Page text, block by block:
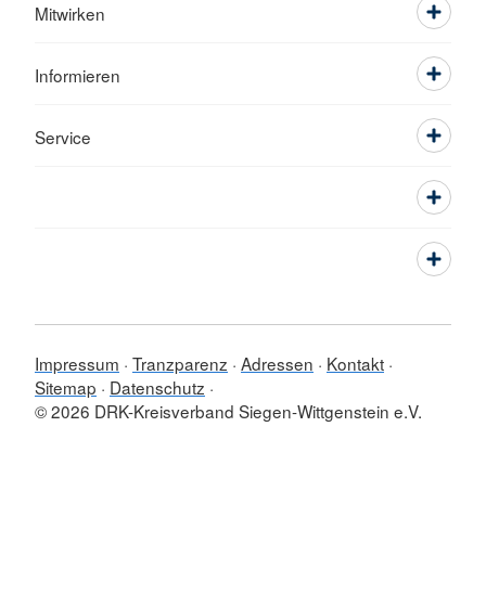
Mitwirken
Informieren
Service
Impressum Tranzparenz Adressen
Kontakt
Sitemap
Datenschutz
© 2026 DRK-Kreisverband Siegen-Wittgenstein e.V.